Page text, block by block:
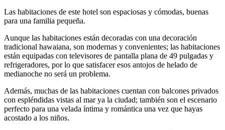
Las habitaciones de este hotel son espaciosas y cómodas, buenas
para una familia pequeña.
Aunque las habitaciones están decoradas con una decoración
tradicional hawaiana, son modernas y convenientes; las habitaciones
están equipadas con televisores de pantalla plana de 49 pulgadas y
refrigeradores, por lo que satisfacer esos antojos de helado de
medianoche no será un problema.
Además, muchas de las habitaciones cuentan con balcones privados
con espléndidas vistas al mar ya la ciudad; también son el escenario
perfecto para una velada íntima y romántica una vez que hayas
acostado a los niños.